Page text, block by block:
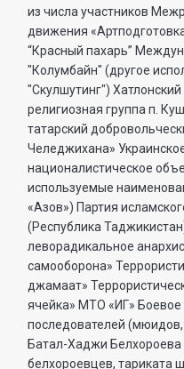
из числа участников
движения
“Красный пахарь”
"Колумбайн" (другое
"Скулшутинг")
религиозная группа п.
татарский
Челеджихана»
националистическое
используемые
«Азов») Партия
(Республика
леворадикальное
самооборона»
джамаат»
ячейка» МТО «ИГ»
последователей
Батал-Хаджи
белхороевцев, тариката